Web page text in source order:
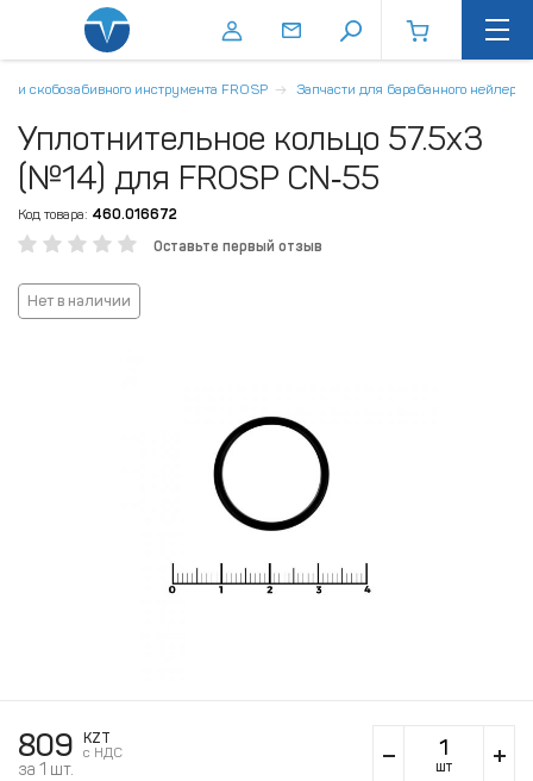
и скобозабивного инструмента FROSP Запчасти для барабанного нейлера
Уплотнительное кольцо 57.5x3
(№14) для FROSP CN‑55
Код товара: 460.016672
Оставьте первый отзыв
Нет в наличии
809
KZT
c НДС
за 1 шт. шт